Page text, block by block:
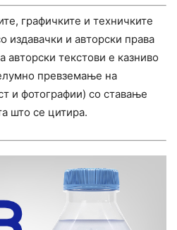
графичките и техничките
издавачки и авторски права
текстови е казниво
превземање на
и фотографии) со ставање
што се цитира.